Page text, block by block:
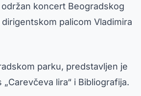
održan koncert Beogradskog
palicom Vladimira
parku, predstavljen je
lira“ i Bibliografija.